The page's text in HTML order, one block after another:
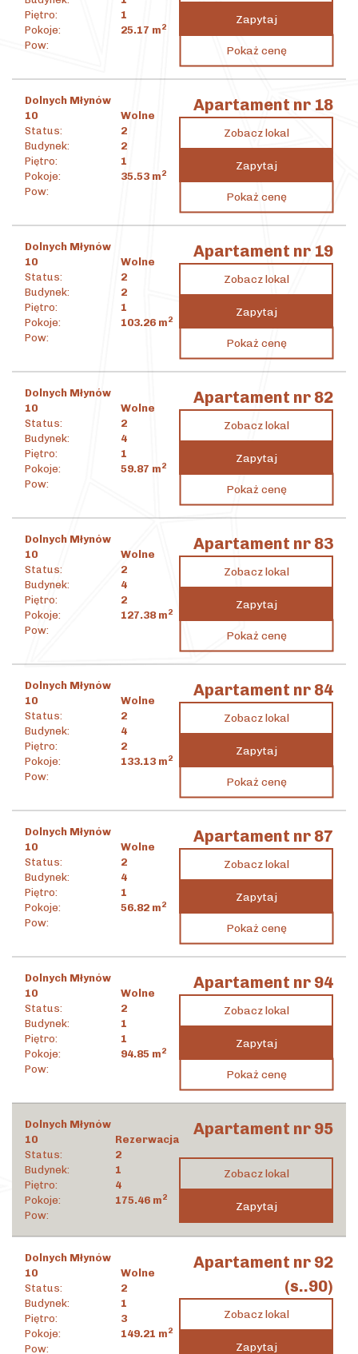
Piętro:
Pokoje:
Pow:
1
25.17 m2
Zapytaj
45 028
Pokaż cenę
Dolnych Młynów
10
Status:
Budynek:
Piętro:
Pokoje:
Pow:
Wolne
2
2
1
35.53 m2
Apartament nr 18
Zobacz lokal
Zapytaj
41 773
Pokaż cenę
Dolnych Młynów
10
Status:
Budynek:
Piętro:
Pokoje:
Pow:
Wolne
2
2
1
103.26 m2
Apartament nr 19
Zobacz lokal
Zapytaj
40 199
Pokaż cenę
Dolnych Młynów
10
Status:
Budynek:
Piętro:
Pokoje:
Pow:
Wolne
2
4
1
59.87 m2
Apartament nr 82
Zobacz lokal
Zapytaj
35 154
Pokaż cenę
Dolnych Młynów
10
Status:
Budynek:
Piętro:
Pokoje:
Pow:
Wolne
2
4
2
127.38 m2
Apartament nr 83
Zobacz lokal
Zapytaj
55 769
Pokaż cenę
Dolnych Młynów
10
Status:
Budynek:
Piętro:
Pokoje:
Pow:
Wolne
2
4
2
133.13 m2
Apartament nr 84
Zobacz lokal
Zapytaj
55 769
Pokaż cenę
Dolnych Młynów
10
Status:
Budynek:
Piętro:
Pokoje:
Pow:
Wolne
2
4
1
56.82 m2
Apartament nr 87
Zobacz lokal
Zapytaj
39 494
Pokaż cenę
Dolnych Młynów
10
Status:
Budynek:
Piętro:
Pokoje:
Pow:
Wolne
2
1
1
94.85 m2
Apartament nr 94
Zobacz lokal
Zapytaj
42 152
Pokaż cenę
Dolnych Młynów
10
Status:
Budynek:
Piętro:
Pokoje:
Pow:
Rezerwacja
2
1
4
175.46 m2
Apartament nr 95
Zobacz lokal
Zapytaj
Dolnych Młynów
10
Status:
Budynek:
Piętro:
Pokoje:
Pow:
Wolne
2
1
3
149.21 m2
Apartament nr 92
(s..90)
Zobacz lokal
Zapytaj